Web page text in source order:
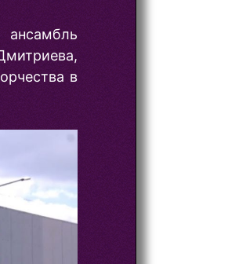
ансамбль
в